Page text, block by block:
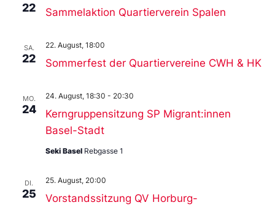
22 Sammelaktion Quartierverein Spalen
SA.
22 Sommerfest der Quartiervereine CWH & HK
22. August, 18:00
MO.
24
Kerngruppensitzung SP Migrant:innen
Basel-Stadt
24. August, 18:30 - 20:30
Seki Basel Rebgasse 1
DI.
25
Vorstandssitzung QV Horburg-
25. August, 20:00